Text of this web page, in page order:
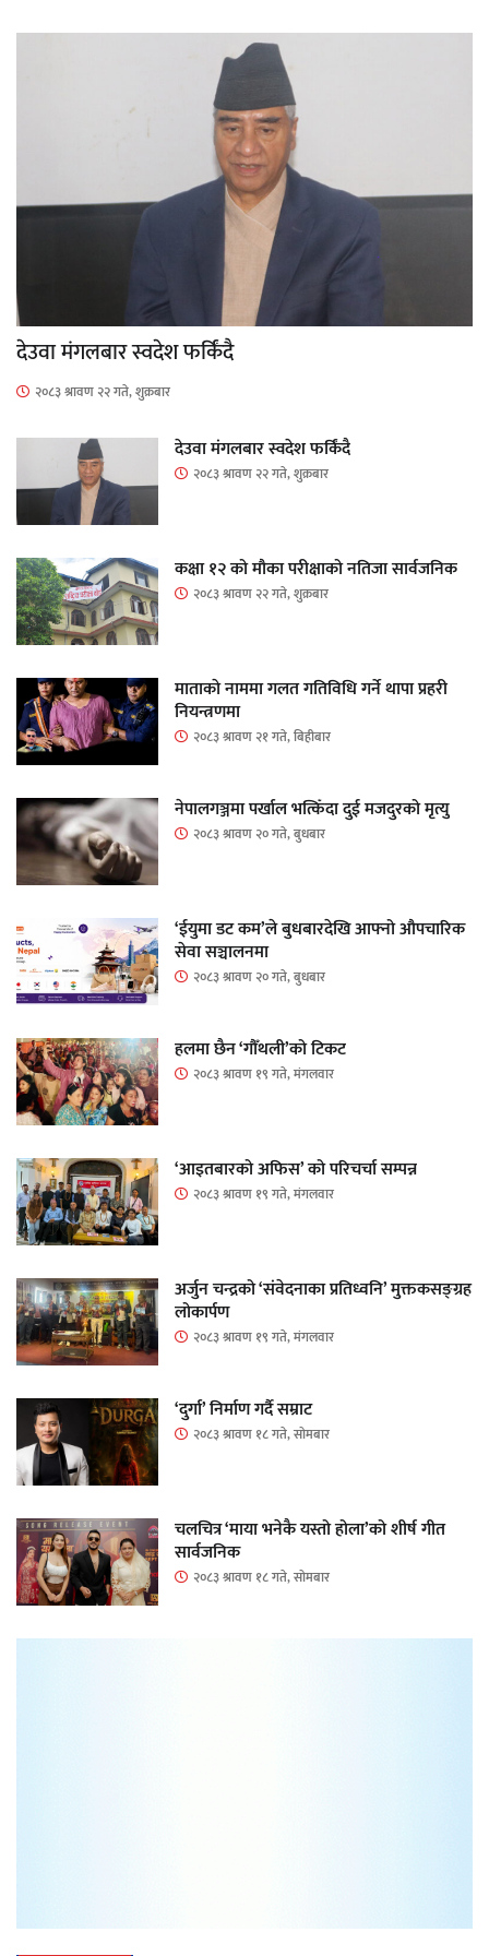
देउवा मंगलबार स्वदेश फर्किंदै
२०८३ श्रावण २२ गते, शुक्रबार
देउवा मंगलबार स्वदेश फर्किंदै
२०८३ श्रावण २२ गते, शुक्रबार
कक्षा १२ को मौका परीक्षाको नतिजा सार्वजनिक
२०८३ श्रावण २२ गते, शुक्रबार
माताकाे नाममा गलत गतिविधि गर्ने थापा प्रहरी
नियन्त्रणमा
२०८३ श्रावण २१ गते, बिहीबार
नेपालगञ्जमा पर्खाल भत्किँदा दुई मजदुरको मृत्यु
२०८३ श्रावण २० गते, बुधबार
‘ईयुमा डट कम’ले बुधबारदेखि आफ्नो औपचारिक
सेवा सञ्चालनमा
२०८३ श्रावण २० गते, बुधबार
हलमा छैन ‘गौँथली’को टिकट
२०८३ श्रावण १९ गते, मंगलवार
‘आइतबारको अफिस’ को परिचर्चा सम्पन्न
२०८३ श्रावण १९ गते, मंगलवार
अर्जुन चन्द्रको ‘संवेदनाका प्रतिध्वनि’ मुक्तकसङ्ग्रह
लोकार्पण
२०८३ श्रावण १९ गते, मंगलवार
‘दुर्गा’ निर्माण गर्दै सम्राट
२०८३ श्रावण १८ गते, सोमबार
चलचित्र ‘माया भनेकै यस्तो होला’को शीर्ष गीत
सार्वजनिक
२०८३ श्रावण १८ गते, सोमबार